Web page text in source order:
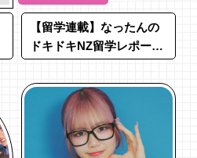
【留学連載】なったんの
ドキドキNZ留学レポート